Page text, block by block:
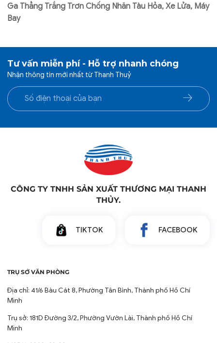
Không Thể Thiếu Trên Phương
Giữ Vệ Sinh Hiệu Quả: Thảm chân giúp giữ lại bụi bẩn,
nước và các mảnh vụn từ giày dép của hành khách,
ngăn chặn chúng lan ra sàn cabin, khoang tàu. Điều này
giúp duy trì không gian sạch sẽ, gọn gàng trong suốt
Ga Thẳng Trắng Trơn Chống Nhăn Tàu Hỏa, Xe Lửa, Máy
Bay
Tư vấn miễn phí - Hỗ trợ nhanh chóng
Nhận thông tin mới nhất từ Thanh Thuỷ
CÔNG TY TNHH SẢN XUẤT THƯƠNG MẠI THANH
THỦY.
TIKTOK FACEBOOK
TRỤ SỞ VĂN PHÒNG
Địa chỉ: 41/6 Bàu Cát 8, Phường Tân Bình, Thành phố Hồ Chí
Minh
Trụ sở: 181D Đường 3/2, Phường Vườn Lài, Thành phố Hồ Chí
Minh